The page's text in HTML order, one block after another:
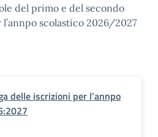
del primo e del secondo
scolastico 2026/2027
delle iscrizioni per l’annpo